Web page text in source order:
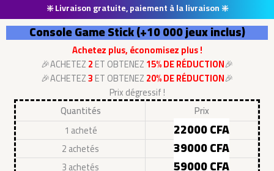
❇️ Livraison gratuite, paiement à la livraison ❇️
Console Game Stick (+10 000 jeux inclus)
Achetez plus, économisez plus !
🎉ACHETEZ2ET OBTENEZ15% DE RÉDUCTION🎉
🎉ACHETEZ3ET OBTENEZ20% DE RÉDUCTION🎉
Prix dégressif !
Quantités
Prix
1 acheté
22000 CFA
2 achetés 39000 CFA
3 achetés 59000 CFA